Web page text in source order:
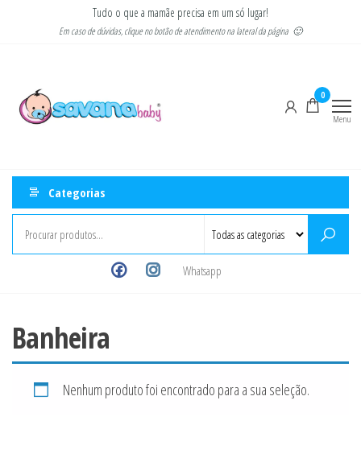
Tudo o que a mamãe precisa em um só lugar!
Em caso de dúvidas, clique no botão de atendimento na lateral da página 🙂
0
Menu
Categorias
Whatsapp
Banheira
Nenhum produto foi encontrado para a sua seleção.